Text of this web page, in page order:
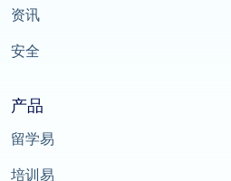
资讯
安全
产品
留学易
培训易